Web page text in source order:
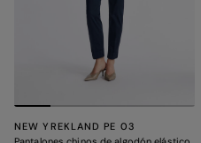
NEW YREKLAND PE 03